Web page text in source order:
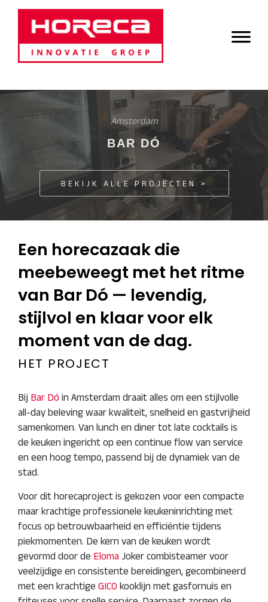
Door
naar
de
hoofd
Horeca Innovatie
Groep
Header
Amsterdam
BAR DÓ
BEKIJK ALLE PROJECTEN >
Een horecazaak die
meebeweegt met het ritme
van Bar Dó — levendig,
stijlvol en klaar voor elk
moment van de dag.
HET PROJECT
Bij Bar Dó in Amsterdam draait alles om een stijlvolle
all-day beleving waar kwaliteit, snelheid en gastvrijheid
samenkomen. Van lunch en diner tot late cocktails is
de keuken ingericht op een continue flow van service
en een hoog tempo, passend bij de dynamiek van de
stad.
Voor dit horecaproject is gekozen voor een compacte
maar krachtige professionele keukeninrichting met
focus op betrouwbaarheid en efficiëntie tijdens
piekmomenten. De kern van de keuken wordt
gevormd door de Eloma Joker combisteamer voor
veelzijdige en consistente bereidingen, gecombineerd
met een krachtige GICO kooklijn met gasfornuis en